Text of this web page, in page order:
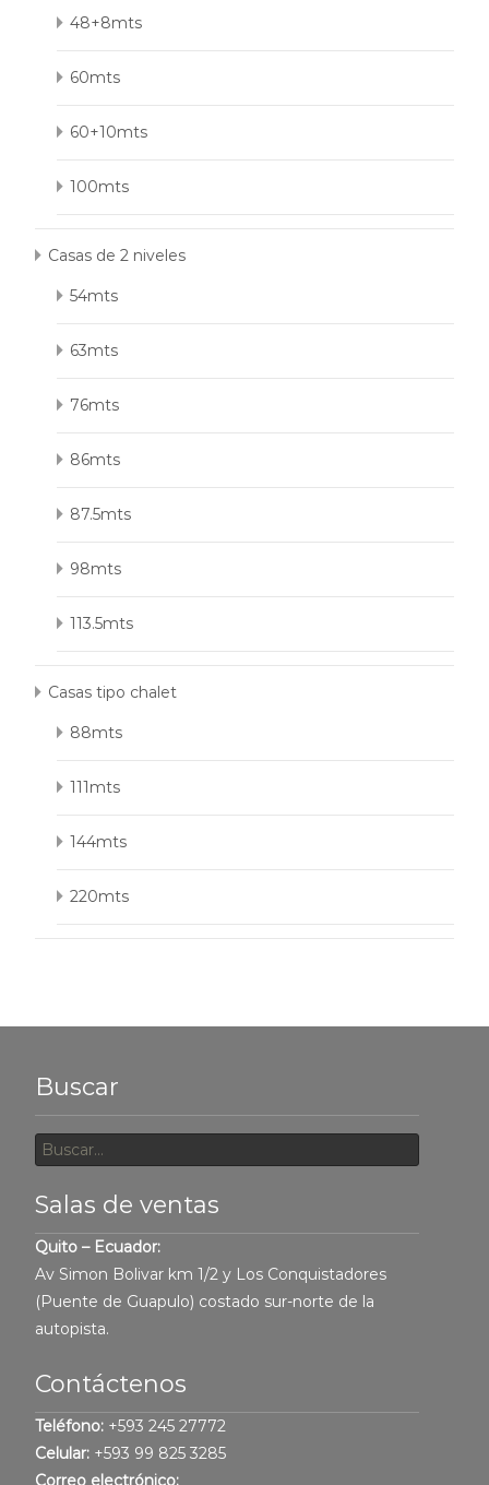
48+8mts
60mts
60+10mts
100mts
Casas de 2 niveles
54mts
63mts
76mts
86mts
87.5mts
98mts
113.5mts
Casas tipo chalet
88mts
111mts
144mts
220mts
Buscar
por:
Salas de ventas
Quito – Ecuador:
Av Simon Bolivar km 1/2 y Los Conquistadores
(Puente de Guapulo) costado sur-norte de la
autopista.
Contáctenos
Teléfono: +593 245 27772
Celular: +593 99 825 3285
Correo electrónico: